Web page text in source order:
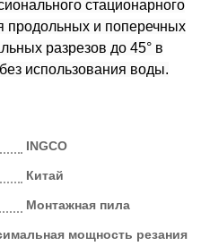
стационарного
продольных и поперечных
разрезов до 45° в
использования воды.
INGCO
Китай
Монтажная пила
мощность резания